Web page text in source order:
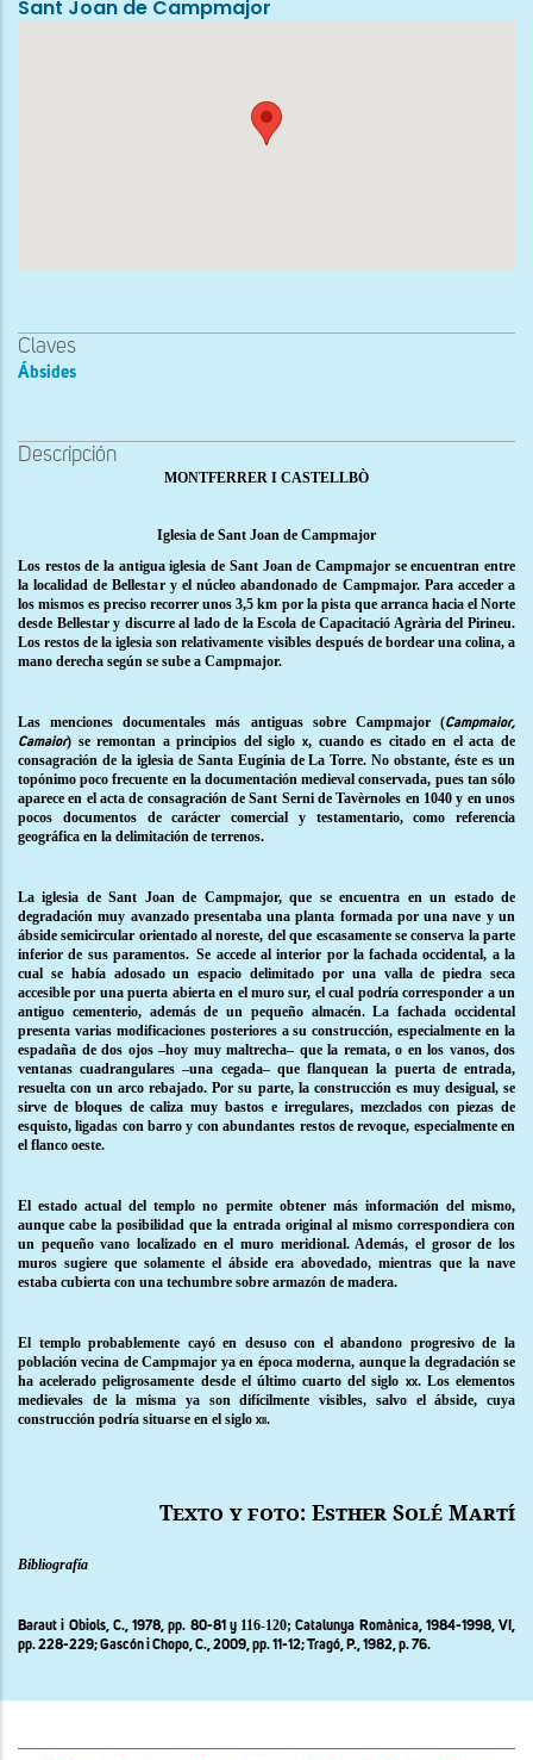
Sant Joan de Campmajor
Claves
Ábsides
Descripción
MONTFERRER I CASTELLBÒ
Iglesia de Sant Joan de Campmajor
Los restos de la antigua iglesia de Sant Joan de Campmajor se encuentran entre
la localidad de Bellestar y el núcleo abandonado de Campmajor. Para acceder a
los mismos es preciso recorrer unos 3,5 km por la pista que arranca hacia el Norte
desde Bellestar y discurre al lado de la Escola de Capacitació Agrària del Pirineu.
Los restos de la iglesia son relativamente visibles después de bordear una colina, a
mano derecha según se sube a Campmajor.
Las menciones documentales más antiguas sobre Campmajor (Campmaior,
Camaior) se remontan a principios del siglo x, cuando es citado en el acta de
consagración de la iglesia de Santa Eugínia de La Torre. No obstante, éste es un
topónimo poco frecuente en la documentación medieval conservada, pues tan sólo
aparece en el acta de consagración de Sant Serni de Tavèrnoles en 1040 y en unos
pocos documentos de carácter comercial y testamentario, como referencia
geográfica en la delimitación de terrenos.
La iglesia de Sant Joan de Campmajor, que se encuentra en un estado de
degradación muy avanzado presentaba una planta formada por una nave y un
ábside semicircular orientado al noreste, del que escasamente se conserva la parte
inferior de sus paramentos. Se accede al interior por la fachada occidental, a la
cual se había adosado un espacio delimitado por una valla de piedra seca
accesible por una puerta abierta en el muro sur, el cual podría corresponder a un
antiguo cementerio, además de un pequeño almacén. La fachada occidental
presenta varias modificaciones posteriores a su construcción, especialmente en la
espadaña de dos ojos –hoy muy maltrecha– que la remata, o en los vanos, dos
ventanas cuadrangulares –una cegada– que flanquean la puerta de entrada,
resuelta con un arco rebajado. Por su parte, la construcción es muy desigual, se
sirve de bloques de caliza muy bastos e irregulares, mezclados con piezas de
esquisto, ligadas con barro y con abundantes restos de revoque, especialmente en
el flanco oeste.
El estado actual del templo no permite obtener más información del mismo,
aunque cabe la posibilidad que la entrada original al mismo correspondiera con
un pequeño vano localizado en el muro meridional. Además, el grosor de los
muros sugiere que solamente el ábside era abovedado, mientras que la nave
estaba cubierta con una techumbre sobre armazón de madera.
El templo probablemente cayó en desuso con el abandono progresivo de la
población vecina de Campmajor ya en época moderna, aunque la degradación se
ha acelerado peligrosamente desde el último cuarto del siglo xx. Los elementos
medievales de la misma ya son difícilmente visibles, salvo el ábside, cuya
construcción podría situarse en el siglo xii.
Texto y foto: Esther Solé Martí
Bibliografía
Baraut i Obiols, C., 1978, pp. 80-81 y 116-120; Catalunya Romànica, 1984-1998, VI ,
pp. 228-229;Gascón i Chopo, C., 2009, pp. 11-12;Tragó, P.,1982, p. 76.